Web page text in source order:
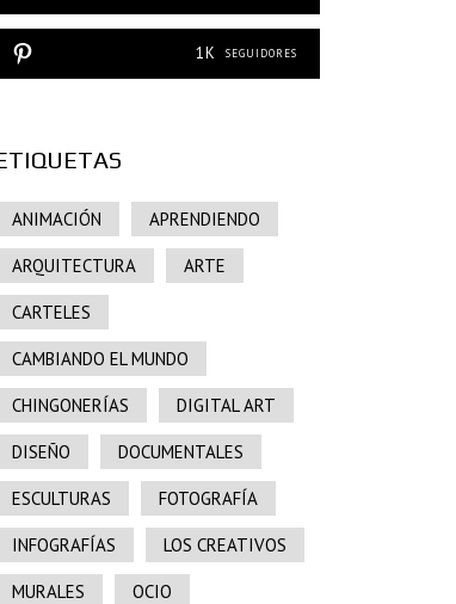
1K SEGUIDORES
ANIMACIÓN APRENDIENDO
ARQUITECTURA ARTE
CARTELES
CAMBIANDO EL MUNDO
CHINGONERÍAS DIGITAL ART
DISEÑO DOCUMENTALES
ESCULTURAS FOTOGRAFÍA
INFOGRAFÍAS LOS CREATIVOS
MURALES OCIO